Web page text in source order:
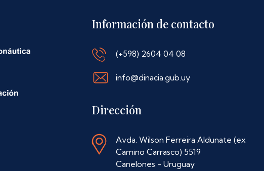
Información de contacto
(+598) 2604 04 08
info@dinacia.gub.uy
Dirección
Avda. Wilson Ferreira Aldunate (ex
Camino Carrasco) 5519
Canelones - Uruguay